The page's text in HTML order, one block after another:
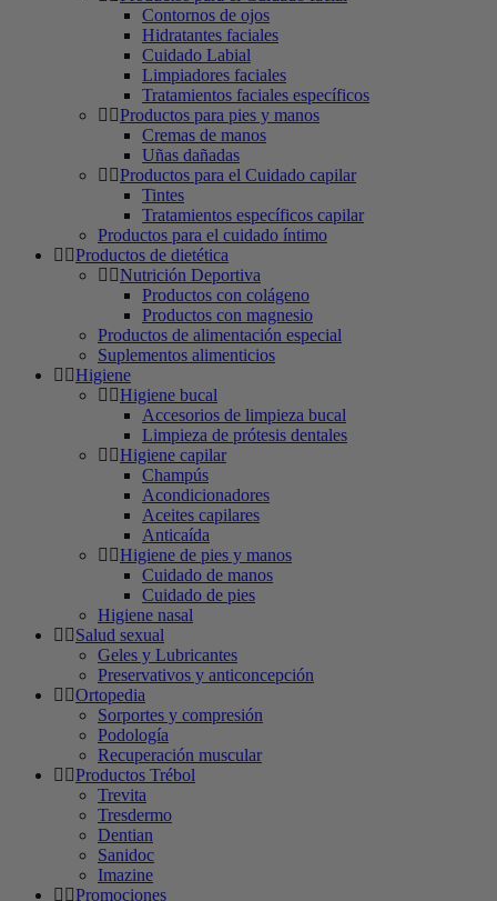
Contornos de ojos
Hidratantes faciales
Cuidado Labial
Limpiadores faciales
Tratamientos faciales específicos
Productos para pies y manos
Cremas de manos
Uñas dañadas
Productos para el Cuidado capilar
Tintes
Tratamientos específicos capilar
Productos para el cuidado íntimo
Productos de dietética
Nutrición Deportiva
Productos con colágeno
Productos con magnesio
Productos de alimentación especial
Suplementos alimenticios
Higiene
Higiene bucal
Accesorios de limpieza bucal
Limpieza de prótesis dentales
Higiene capilar
Champús
Acondicionadores
Aceites capilares
Anticaída
Higiene de pies y manos
Cuidado de manos
Cuidado de pies
Higiene nasal
Salud sexual
Geles y Lubricantes
Preservativos y anticoncepción
Ortopedia
Sorportes y compresión
Podología
Recuperación muscular
Productos Trébol
Trevita
Tresdermo
Dentian
Sanidoc
Imazine
Promociones